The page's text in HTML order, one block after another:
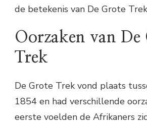
de betekenis van De Grote
Oorzaken van De
Trek
De Grote Trek vond plaats
1854 en had verschillende
eerste voelden de Afrikaners